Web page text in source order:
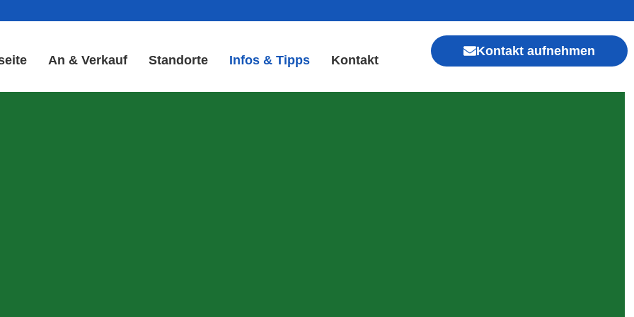
An & Verkauf Standorte Infos & Tipps Kontakt
Kontakt aufnehmen